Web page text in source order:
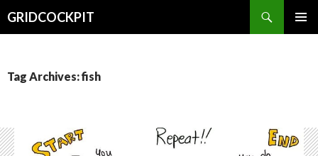
GRIDCOCKPIT
Tag Archives: fish